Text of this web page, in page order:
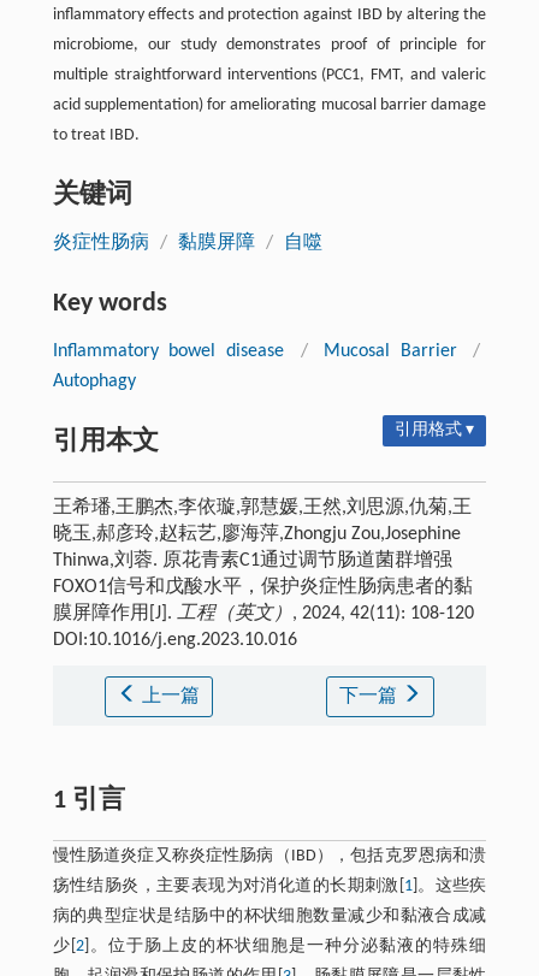
inflammatory effects and protection against IBD by altering the
microbiome, our study demonstrates proof of principle for
multiple straightforward interventions (PCC1, FMT, and valeric
acid supplementation) for ameliorating mucosal barrier damage
to treat IBD.
关键词
炎症性肠病 / 黏膜屏障 / 自噬
Key words
Inflammatory bowel disease / Mucosal Barrier
/
Autophagy
引用本文 引用格式 ▾
王希璠,王鹏杰,李依璇,郭慧媛,王然,刘思源,仇菊,王
晓玉,郝彦玲,赵耘艺,廖海萍,Zhongju Zou,Josephine
Thinwa,刘蓉. 原花青素C1通过调节肠道菌群增强
FOXO1信号和戊酸水平，保护炎症性肠病患者的黏
膜屏障作用[J]. 工程（英文） , 2024, 42(11): 108-120
DOI:10.1016/j.eng.2023.10.016
上一篇 下一篇
1 引言
慢性肠道炎症又称炎症性肠病（IBD），包括克罗恩病和溃
疡性结肠炎，主要表现为对消化道的长期刺激[ 1]。这些疾
病的典型症状是结肠中的杯状细胞数量减少和黏液合成减
少[ 2]。位于肠上皮的杯状细胞是一种分泌黏液的特殊细